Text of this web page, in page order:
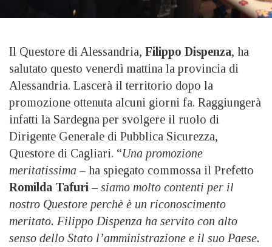
Il Questore di Alessandria, Filippo Dispenza, ha
salutato questo venerdì mattina la provincia di
Alessandria. Lascerà il territorio dopo la
promozione ottenuta alcuni giorni fa. Raggiungerà
infatti la Sardegna per svolgere il ruolo di
Dirigente Generale di Pubblica Sicurezza,
Questore di Cagliari. “Una promozione
meritatissima – ha spiegato commossa il Prefetto
Romilda Tafuri – siamo molto contenti per il
nostro Questore perchè è un riconoscimento
meritato. Filippo Dispenza ha servito con alto
senso dello Stato l’amministrazione e il suo Paese.